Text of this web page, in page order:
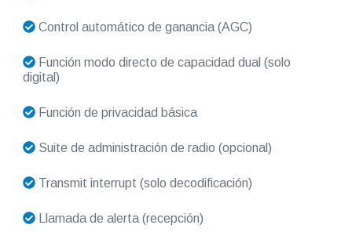
Control automático de ganancia (AGC)
Función modo directo de capacidad dual (solo
digital)
Función de privacidad básica
Suite de administración de radio (opcional)
Transmit interrupt (solo decodificación)
Llamada de alerta (recepción)